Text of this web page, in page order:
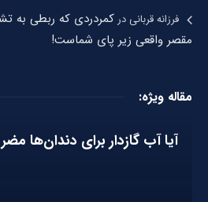
فرزانه قربانیدر کمردردی که ربطی به
مقصر واقعی زیر پای شماست!
مقاله ویژه:
آیا آب گازدار برای دندان‌ها